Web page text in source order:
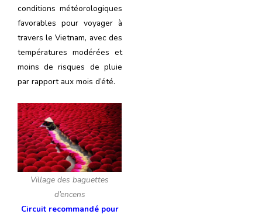
conditions météorologiques
favorables pour voyager à
travers le Vietnam, avec des
températures modérées et
moins de risques de pluie
par rapport aux mois d’été.
Village des baguettes
d’encens
Circuit recommandé pour